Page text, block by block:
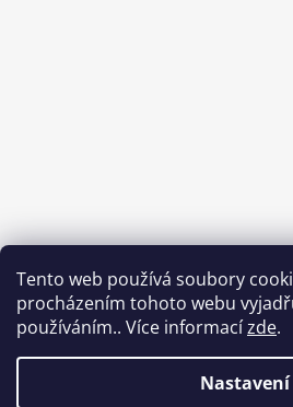
Tento web používá soubory
procházením tohoto webu
používáním.. Více informacízde.
Nastavení